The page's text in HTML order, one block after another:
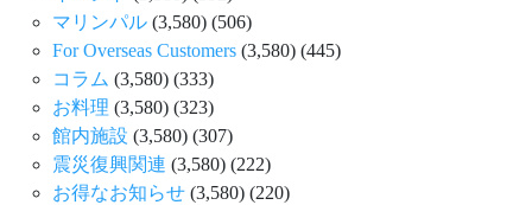
マリンパル (3,580) (506)
For Overseas Customers (3,580) (445)
コラム (3,580) (333)
お料理 (3,580) (323)
館内施設 (3,580) (307)
震災復興関連 (3,580) (222)
お得なお知らせ (3,580) (220)